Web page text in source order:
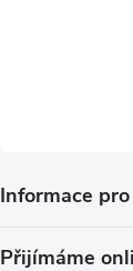
Informace pro
Přijímáme